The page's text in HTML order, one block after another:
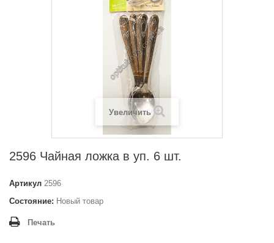
Увеличить
2596 Чайная ложка в уп. 6 шт.
Артикул 2596
Состояние: Новый товар
Печать